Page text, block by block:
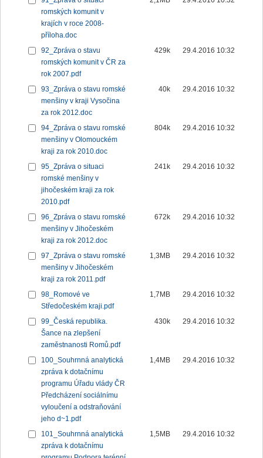
romských komunit v
krajích v roce 2008-
příloha.doc
92_Zpráva o stavu
romských komunit v ČR za
rok 2007.pdf
429k 29.4.2016 10:32
93_Zpráva o stavu romské
menšiny v kraji Vysočina
za rok 2012.doc
40k 29.4.2016 10:32
94_Zpráva o stavu romské
menšiny v Olomouckém
kraji za rok 2010.doc
804k 29.4.2016 10:32
95_Zpráva o situaci
romské menšiny v
jihočeském kraji za rok
2010.pdf
241k 29.4.2016 10:32
96_Zpráva o stavu romské
menšiny v Jihočeském
kraji za rok 2012.doc
672k 29.4.2016 10:32
97_Zpráva o stavu romské
menšiny v Jihočeském
kraji za rok 2011.pdf
1,3MB 29.4.2016 10:32
98_Romové ve
Středočeském kraji.pdf
1,7MB 29.4.2016 10:32
99_Česká republika.
Šance na zlepšení
zaměstnanosti Romů.pdf
430k 29.4.2016 10:32
100_Souhrnná analytická
zpráva k dotačnímu
programu Úřadu vlády ČR
Předcházení sociálnímu
vyloučení a odstraňování
jeho d~1.pdf
1,4MB 29.4.2016 10:32
101_Souhrnná analytická
zpráva k dotačnímu
1,5MB 29.4.2016 10:32